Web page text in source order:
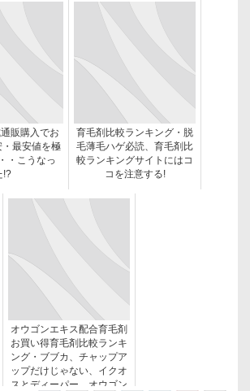
販購入でお
最安値を極
・こうなっ
!?
育毛剤比較ランキング・脱
毛薄毛ハゲ必読、育毛剤比
較ランキングサイトにはコ
コを注意する!
オウゴンエキス配合育毛剤
お買い得育毛剤比較ランキ
ング・ブブカ、チャップア
ップだけじゃない、イクオ
スとディーパー、オウゴン